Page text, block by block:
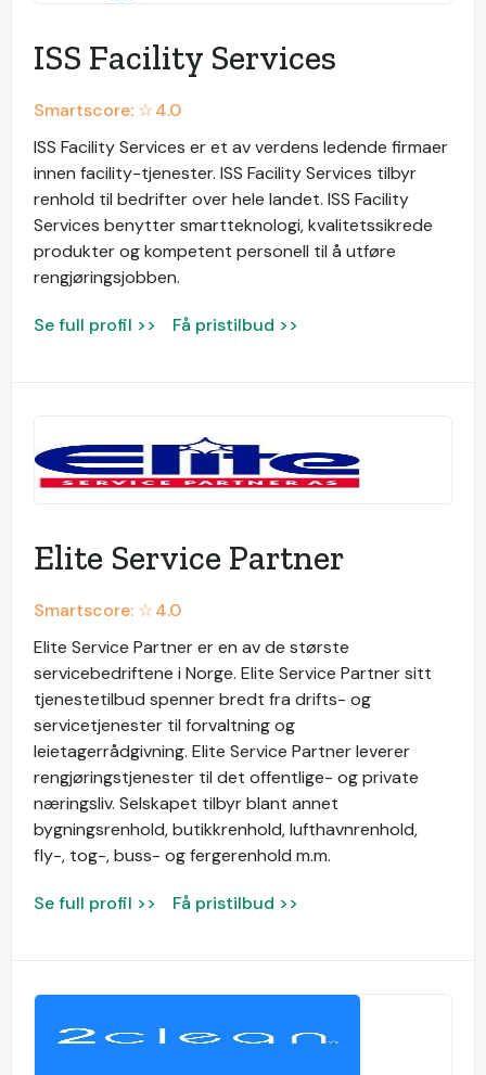
ISS Facility Services
Smartscore: ☆4.0
ISS Facility Services er et av verdens ledende firmaer
innen facility-tjenester. ISS Facility Services tilbyr
renhold til bedrifter over hele landet. ISS Facility
Services benytter smartteknologi, kvalitetssikrede
produkter og kompetent personell til å utføre
rengjøringsjobben.
Se full profil >> Få pristilbud >>
Elite Service Partner
Smartscore: ☆4.0
Elite Service Partner er en av de største
servicebedriftene i Norge. Elite Service Partner sitt
tjenestetilbud spenner bredt fra drifts- og
servicetjenester til forvaltning og
leietagerrådgivning. Elite Service Partner leverer
rengjøringstjenester til det offentlige- og private
næringsliv. Selskapet tilbyr blant annet
bygningsrenhold, butikkrenhold, lufthavnrenhold,
fly-, tog-, buss- og fergerenhold m.m.
Se full profil >> Få pristilbud >>